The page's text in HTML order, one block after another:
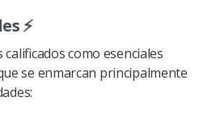
⚡
como esenciales
se enmarcan principalmente